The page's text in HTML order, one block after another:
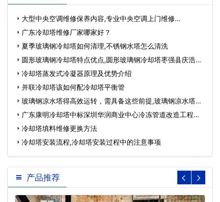
大型中央空调维修保养内容,专业中央空调上门维修…
广东冷却塔维修厂家哪家好？
夏季玻璃钢冷却塔如何清理,不锈钢水塔怎么清洗
圆形玻璃钢冷却塔特点优点,圆形玻璃钢冷却塔枣强县庆浩环
保设备加工厂…
冷却塔蒸发式冷凝器原理及优势介绍
并联冷却塔该如何配冷却塔平衡管
玻璃钢凉水塔得高效运转，需具备这些前提,玻璃钢凉水塔型
号大全…
广东康明冷却塔中标深圳华润商业中心冷冻管道改造工程…
冷却塔填料维修更换方法
冷却塔安装流程,冷却塔安装过程中的注意事项
产品推荐